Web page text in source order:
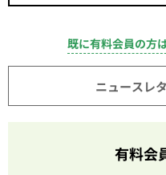
既に有料会員の方
ニュースレ
有料会